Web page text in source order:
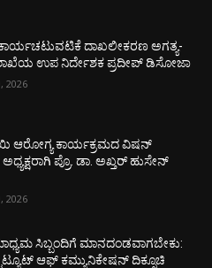
ದಾಖಲೀಕರಣ ಅಗತ್ಯ-
ಉಪ ನಿರ್ದೇಶಕ ಪ್ರದೀಪ್ ಡಿಸೋಜಾ
2026
ಆರೋಗ್ಯ ಕಾರ್ಯಕ್ರಮದ ವಿಷನ್
ಪ್ರೊ. ಡಾ. ಅಖ್ತರ್ ಹುಸೇನ್
2026
ಸಿಬ್ಬಂದಿಗೆ ಮಾನದಂಡವಾಗಬೇಕು:
ಆಫ್ ಕಮ್ಯುನಿಕೇಷನ್ ದಿಕ್ಸೂಚಿ